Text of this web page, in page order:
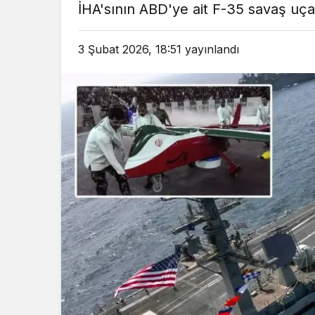
İHA'sının ABD'ye ait F-35 savaş
3 Şubat 2026, 18:51 yayınlandı
3 ay önce
Bakanı, Kahraman Polisleri
Gündem
3 ay
Yunanistan’da